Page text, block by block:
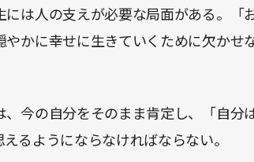
には人の支えが必要な局面がある。「
やかに幸せに生きていくために欠かせ
今の自分をそのまま肯定し、「自分
るようにならなければならない。